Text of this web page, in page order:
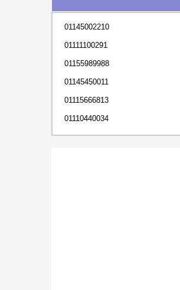
01145002210
01111100291
01155989988
01145450011
01115666813
01110440034